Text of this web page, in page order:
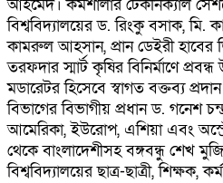
আহমেদ। কর্মশালার টেকনিক্যাল
বিশ্ববিদ্যালয়ের ড. রিংকু বসাক, মি.
কামরুল আহসান, প্রান ডেইরী হাবের
তরফদার স্মার্ট কৃষির বিনির্মাণে
মডারেটর হিসেবে স্বাগত বক্তব্য
বিভাগের বিভাগীয় প্রধান ড. গনেশ
আমেরিকা, ইউরোপ, এশিয়া এবং
থেকে বাংলাদেশীসহ বঙ্গবন্ধু শেখ
বিশ্ববিদ্যালয়ের ছাত্র-ছাত্রী, শিক্ষক,